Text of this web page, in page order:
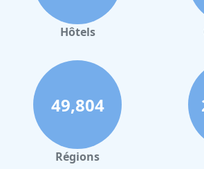
Hôtels à Valence
Hôtels à Gerardmer
Hôtels à Lourdes
Hôtels à Saint-Lary-Soulan
Hôtels à Hendaye
Hôtels à Combloux
Hôtels
49,804
Régions